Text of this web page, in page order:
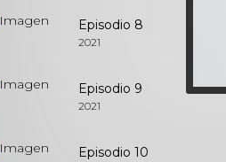
Episodio 8
2021
Episodio 9
2021
Episodio 10